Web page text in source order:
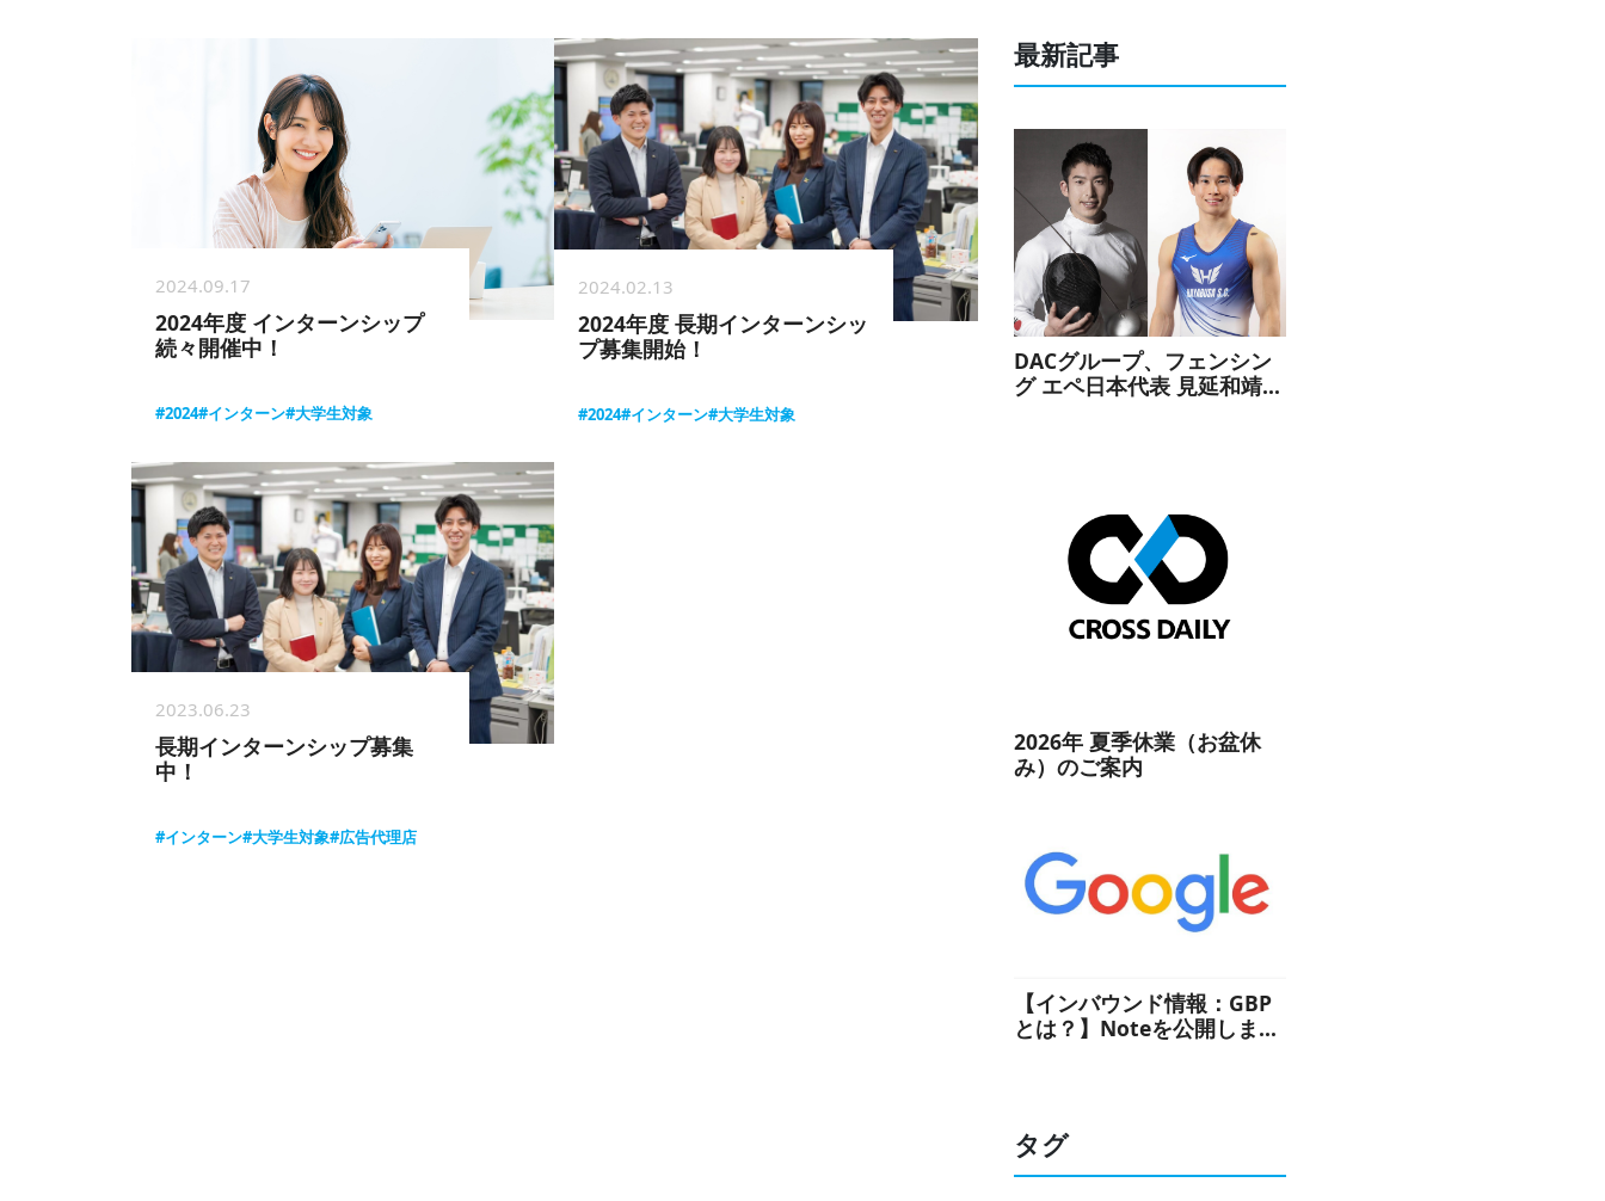
2024.09.17
2024年度 インターンシップ
続々開催中！
#2024#インターン#大学生対象
2024.02.13
2024年度 長期インターンシッ
プ募集開始！
#2024#インターン#大学生対象
2023.06.23
長期インターンシップ募集
中！
#インターン#大学生対象#広告代理店
最新記事
DACグループ、フェンシン
グ エペ日本代表 見延和靖選
2026年 夏季休業（お盆休
み）のご案内
【インバウンド情報：GBP
とは？】Noteを公開しまし
タグ